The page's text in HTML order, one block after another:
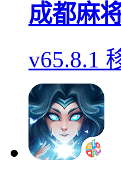
成都麻
v65.8.1